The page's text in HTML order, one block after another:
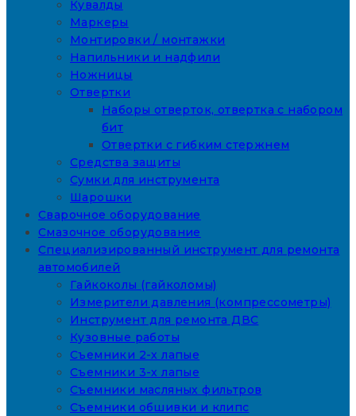
Кувалды
Маркеры
Монтировки / монтажки
Напильники и надфили
Ножницы
Отвертки
Наборы отверток, отвертка с набором
бит
Отвертки с гибким стержнем
Средства защиты
Сумки для инструмента
Шарошки
Сварочное оборудование
Смазочное оборудование
Специализированный инструмент для ремонта
автомобилей
Гайкоколы (гайколомы)
Измерители давления (компрессометры)
Инструмент для ремонта ДВС
Кузовные работы
Съемники 2-х лапые
Съемники 3-х лапые
Съемники масляных фильтров
Съемники обшивки и клипс